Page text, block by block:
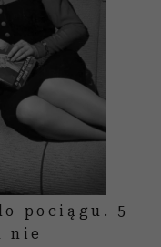
pociągu. 5
nie